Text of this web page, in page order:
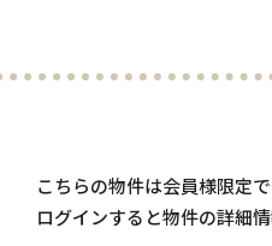
こちらの物件は会員様限定
ログインすると物件の詳細